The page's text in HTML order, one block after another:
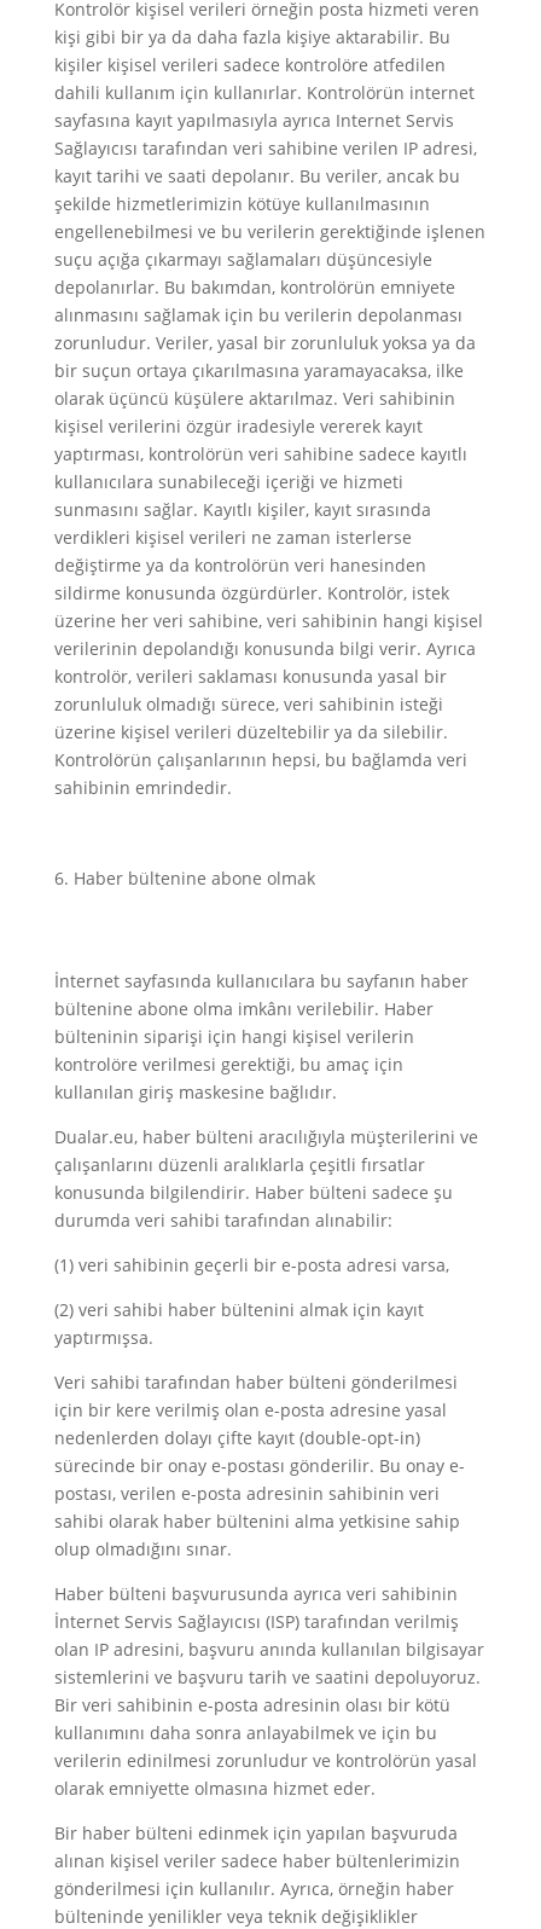
Kontrolör kişisel verileri örneğin posta hizmeti veren
kişi gibi bir ya da daha fazla kişiye aktarabilir. Bu
kişiler kişisel verileri sadece kontrolöre atfedilen
dahili kullanım için kullanırlar. Kontrolörün internet
sayfasına kayıt yapılmasıyla ayrıca Internet Servis
Sağlayıcısı tarafından veri sahibine verilen IP adresi,
kayıt tarihi ve saati depolanır. Bu veriler, ancak bu
şekilde hizmetlerimizin kötüye kullanılmasının
engellenebilmesi ve bu verilerin gerektiğinde işlenen
suçu açığa çıkarmayı sağlamaları düşüncesiyle
depolanırlar. Bu bakımdan, kontrolörün emniyete
alınmasını sağlamak için bu verilerin depolanması
zorunludur. Veriler, yasal bir zorunluluk yoksa ya da
bir suçun ortaya çıkarılmasına yaramayacaksa, ilke
olarak üçüncü küşülere aktarılmaz. Veri sahibinin
kişisel verilerini özgür iradesiyle vererek kayıt
yaptırması, kontrolörün veri sahibine sadece kayıtlı
kullanıcılara sunabileceği içeriği ve hizmeti
sunmasını sağlar. Kayıtlı kişiler, kayıt sırasında
verdikleri kişisel verileri ne zaman isterlerse
değiştirme ya da kontrolörün veri hanesinden
sildirme konusunda özgürdürler. Kontrolör, istek
üzerine her veri sahibine, veri sahibinin hangi kişisel
verilerinin depolandığı konusunda bilgi verir. Ayrıca
kontrolör, verileri saklaması konusunda yasal bir
zorunluluk olmadığı sürece, veri sahibinin isteği
üzerine kişisel verileri düzeltebilir ya da silebilir.
Kontrolörün çalışanlarının hepsi, bu bağlamda veri
sahibinin emrindedir.
Haber bültenine abone olmak
İnternet sayfasında kullanıcılara bu sayfanın haber
bültenine abone olma imkânı verilebilir. Haber
bülteninin siparişi için hangi kişisel verilerin
kontrolöre verilmesi gerektiği, bu amaç için
kullanılan giriş maskesine bağlıdır.
Dualar.eu, haber bülteni aracılığıyla müşterilerini ve
çalışanlarını düzenli aralıklarla çeşitli fırsatlar
konusunda bilgilendirir. Haber bülteni sadece şu
durumda veri sahibi tarafından alınabilir:
(1) veri sahibinin geçerli bir e-posta adresi varsa,
(2) veri sahibi haber bültenini almak için kayıt
yaptırmışsa.
Veri sahibi tarafından haber bülteni gönderilmesi
için bir kere verilmiş olan e-posta adresine yasal
nedenlerden dolayı çifte kayıt (double-opt-in)
sürecinde bir onay e-postası gönderilir. Bu onay e-
postası, verilen e-posta adresinin sahibinin veri
sahibi olarak haber bültenini alma yetkisine sahip
olup olmadığını sınar.
Haber bülteni başvurusunda ayrıca veri sahibinin
İnternet Servis Sağlayıcısı (ISP) tarafından verilmiş
olan IP adresini, başvuru anında kullanılan bilgisayar
sistemlerini ve başvuru tarih ve saatini depoluyoruz.
Bir veri sahibinin e-posta adresinin olası bir kötü
kullanımını daha sonra anlayabilmek ve için bu
verilerin edinilmesi zorunludur ve kontrolörün yasal
olarak emniyette olmasına hizmet eder.
Bir haber bülteni edinmek için yapılan başvuruda
alınan kişisel veriler sadece haber bültenlerimizin
gönderilmesi için kullanılır. Ayrıca, örneğin haber
bülteninde yenilikler veya teknik değişiklikler